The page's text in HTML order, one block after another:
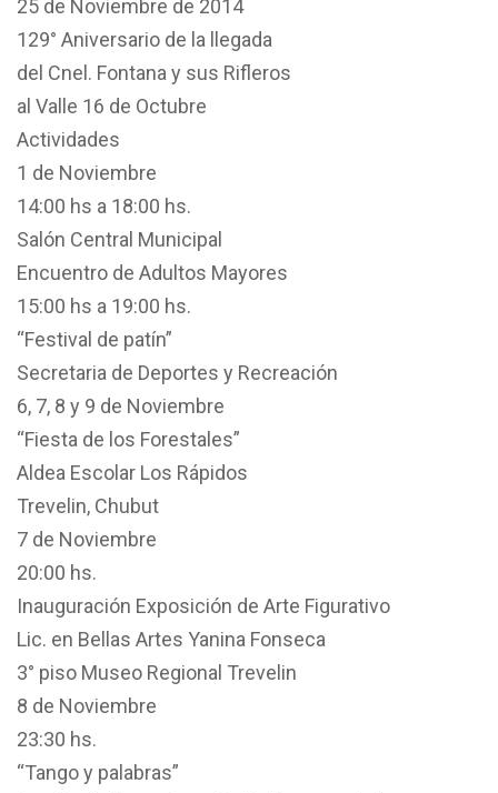
25 de Noviembre de 2014
129° Aniversario de la llegada
del Cnel. Fontana y sus Rifleros
al Valle 16 de Octubre
Actividades
1 de Noviembre
14:00 hs a 18:00 hs.
Salón Central Municipal
Encuentro de Adultos Mayores
15:00 hs a 19:00 hs.
“Festival de patín”
Secretaria de Deportes y Recreación
6, 7, 8 y 9 de Noviembre
“Fiesta de los Forestales”
Aldea Escolar Los Rápidos
Trevelin, Chubut
7 de Noviembre
20:00 hs.
Inauguración Exposición de Arte Figurativo
Lic. en Bellas Artes Yanina Fonseca
3° piso Museo Regional Trevelin
8 de Noviembre
23:30 hs.
“Tango y palabras”